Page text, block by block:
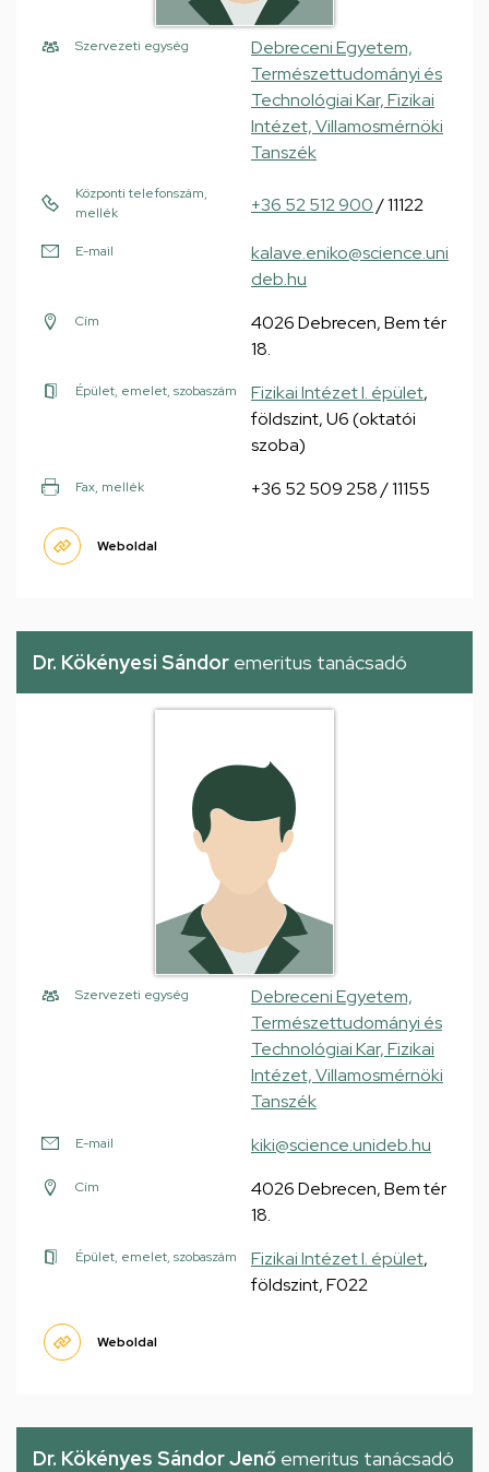
Szervezeti egység
Debreceni Egyetem,
Természettudományi és
Technológiai Kar, Fizikai
Intézet, Villamosmérnöki
Tanszék
Központi telefonszám,
mellék
+36 52 512 900/ 11122
E-mail
kalave.eniko@science.uni
deb.hu
Cím
4026 Debrecen, Bem tér
18.
Épület, emelet, szobaszám Fizikai Intézet I. épület,
földszint, U6 (oktatói
szoba)
Fax, mellék +36 52 509 258 / 11155
Weboldal
Dr. Kökényesi Sándor emeritus tanácsadó
Szervezeti egység
Debreceni Egyetem,
Természettudományi és
Technológiai Kar, Fizikai
Intézet, Villamosmérnöki
Tanszék
E-mail kiki@science.unideb.hu
Cím
4026 Debrecen, Bem tér
18.
Épület, emelet, szobaszám Fizikai Intézet I. épület,
földszint, F022
Weboldal
Dr. Kökényes Sándor Jenő emeritus tanácsadó